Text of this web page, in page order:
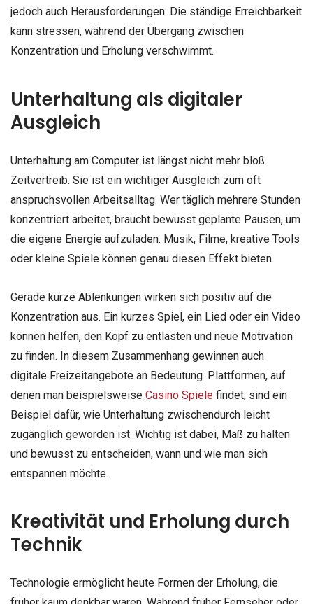
jedoch auch Herausforderungen: Die ständige Erreichbarkeit
kann stressen, während der Übergang zwischen
Konzentration und Erholung verschwimmt.
Unterhaltung als digitaler
Ausgleich
Unterhaltung am Computer ist längst nicht mehr bloß
Zeitvertreib. Sie ist ein wichtiger Ausgleich zum oft
anspruchsvollen Arbeitsalltag. Wer täglich mehrere Stunden
konzentriert arbeitet, braucht bewusst geplante Pausen, um
die eigene Energie aufzuladen. Musik, Filme, kreative Tools
oder kleine Spiele können genau diesen Effekt bieten.
Gerade kurze Ablenkungen wirken sich positiv auf die
Konzentration aus. Ein kurzes Spiel, ein Lied oder ein Video
können helfen, den Kopf zu entlasten und neue Motivation
zu finden. In diesem Zusammenhang gewinnen auch
digitale Freizeitangebote an Bedeutung. Plattformen, auf
denen man beispielsweise Casino Spiele findet, sind ein
Beispiel dafür, wie Unterhaltung zwischendurch leicht
zugänglich geworden ist. Wichtig ist dabei, Maß zu halten
und bewusst zu entscheiden, wann und wie man sich
entspannen möchte.
Kreativität und Erholung durch
Technik
Technologie ermöglicht heute Formen der Erholung, die